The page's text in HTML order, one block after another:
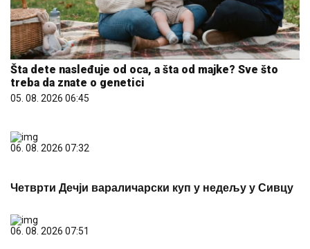
Šta dete nasleđuje od oca, a šta od majke? Sve što
treba da znate o genetici
05. 08. 2026 06:45
06. 08. 2026 07:32
Четврти Дечји вараличарски куп у недељу у Сивцу
06. 08. 2026 07:51